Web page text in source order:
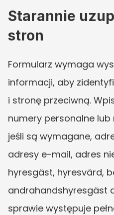
Starannie
stron
Formularz wymaga
informacji, aby
i stronę przeciwną.
numery personalne
jeśli są wymagane,
adresy e-mail, adres
hyresgäst, hyresvärd,
andrahandshyresgäst
sprawie występuje